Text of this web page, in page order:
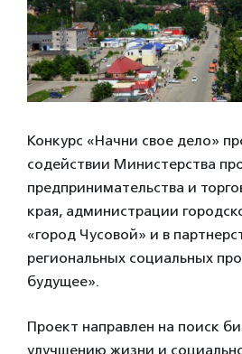
Конкурс «Начни свое дело»
содействии Министерства
предпринимательства и
края, администрации
«город Чусовой» и в
региональных социальных
будущее».
Проект направлен на поиск
улучшению жизни и